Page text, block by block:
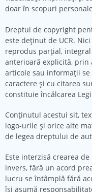
doar în scopuri
Dreptul de copyright
este deținut de UCR.
reprodus parțial,
anterioară explicită, prin
articole sau informaţii
caractere şi cu citarea
constituie încălcarea
Conținutul acestui sit,
logo-urile și orice alte
de legea dreptului de
Este interzisă crearea
invers, fără un acord
lucru se întâmplă fără
își asumă